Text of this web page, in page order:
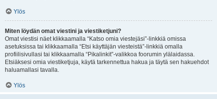
Ylös
Miten löydän omat viestini ja viestiketjuni?
Omat viestisi näet klikkaamalla “Katso omia viestejäsi”-linkkiä omissa
asetuksissa tai klikkaamalla “Etsi käyttäjän viesteistä”-linkkiä omalla
profiilisivullasi tai klikkaamalla “Pikalinkit”-valikkoa foorumin ylälaidassa.
Etsiäksesi omia viestiketjuja, käytä tarkennettua hakua ja täytä sen hakuehdot
haluamallasi tavalla.
Ylös